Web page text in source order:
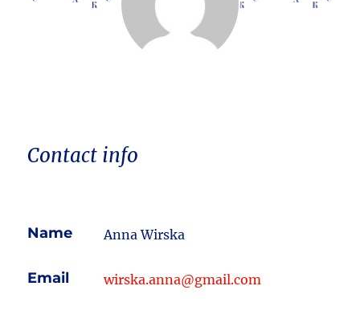
Contact info
Name Anna Wirska
Email wirska.anna@gmail.com